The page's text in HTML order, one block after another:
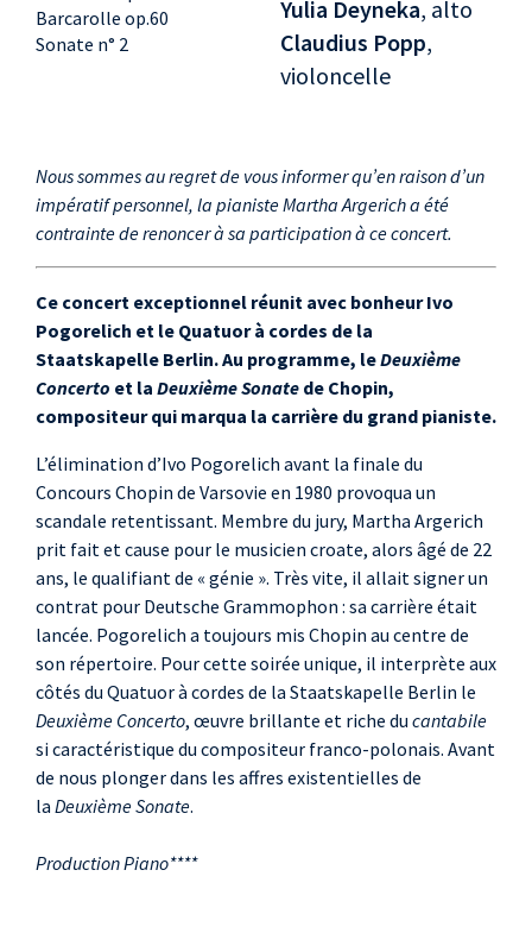
Barcarolle op.60
Sonate n° 2
Yulia Deyneka, alto
Claudius Popp,
violoncelle
Nous sommes au regret de vous informer qu’en raison d’un
impératif personnel, la pianiste Martha Argerich a été
contrainte de renoncer à sa participation à ce concert.
Ce concert exceptionnel réunit avec bonheur Ivo
Pogorelich et le Quatuor à cordes de la
Staatskapelle Berlin. Au programme, leDeuxième
Concerto et la Deuxième Sonate de Chopin,
compositeur qui marqua la carrière du grand pianiste.
L’élimination d’Ivo Pogorelich avant la finale du
Concours Chopin de Varsovie en 1980 provoqua un
scandale retentissant. Membre du jury, Martha Argerich
prit fait et cause pour le musicien croate, alors âgé de 22
ans, le qualifiant de « génie ». Très vite, il allait signer un
contrat pour Deutsche Grammophon : sa carrière était
lancée. Pogorelich a toujours mis Chopin au centre de
son répertoire. Pour cette soirée unique, il interprète aux
côtés du Quatuor à cordes de la Staatskapelle Berlin le
Deuxième Concerto, œuvre brillante et riche du cantabile
si caractéristique du compositeur franco-polonais. Avant
de nous plonger dans les affres existentielles de
la Deuxième Sonate.
Production Piano****